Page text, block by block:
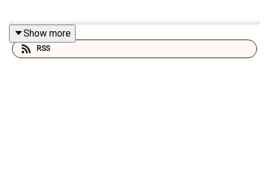
Julie est sage-femme, et consultante en lactation,
presque IBCLC. Elle nous offre aujourd’hui un épisode
Show more
RSS